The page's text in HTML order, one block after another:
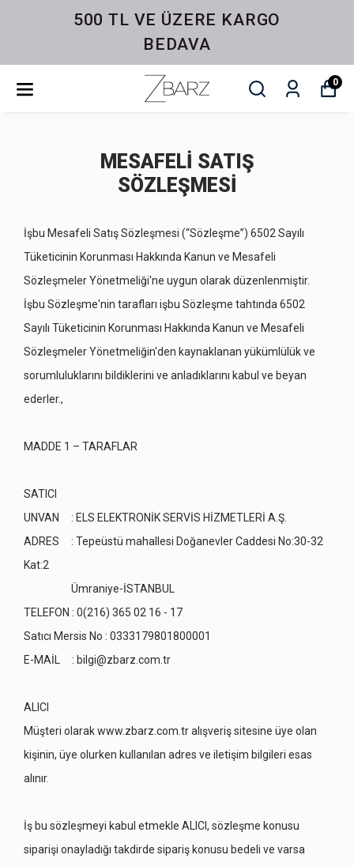
500 TL VE ÜZERE KARGO
BEDAVA
0
MESAFELİ SATIŞ
SÖZLEŞMESİ
İşbu Mesafeli Satış Sözleşmesi (“Sözleşme”) 6502 Sayılı
Tüketicinin Korunması Hakkında Kanun ve Mesafeli
Sözleşmeler Yönetmeliği'ne uygun olarak düzenlenmiştir.
İşbu Sözleşme'nin tarafları işbu Sözleşme tahtında 6502
Sayılı Tüketicinin Korunması Hakkında Kanun ve Mesafeli
Sözleşmeler Yönetmeliğin'den kaynaklanan yükümlülük ve
sorumluluklarını bildiklerini ve anladıklarını kabul ve beyan
ederler.,
MADDE 1 – TARAFLAR
SATICI
UNVAN : ELS ELEKTRONİK SERVİS HİZMETLERİ A.Ş.
ADRES : Tepeüstü mahallesi Doğanevler Caddesi No:30-32
Kat:2
Ümraniye-İSTANBUL
TELEFON : 0(216) 365 02 16 - 17
Satıcı Mersis No : 0333179801800001
E-MAİL : bilgi@zbarz.com.tr
ALICI
Müşteri olarak www.zbarz.com.tr alışveriş sitesine üye olan
kişinin, üye olurken kullanılan adres ve iletişim bilgileri esas
alınır.
İş bu sözleşmeyi kabul etmekle ALICI, sözleşme konusu
siparişi onayladığı takdirde sipariş konusu bedeli ve varsa